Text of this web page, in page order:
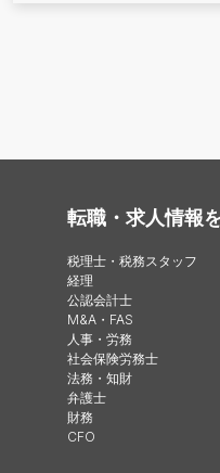
転職・求人情報
税理士・税務スタッフ
経理
公認会計士
M&A・FAS
人事・労務
社会保険労務士
法務・知財
弁護士
財務
CFO